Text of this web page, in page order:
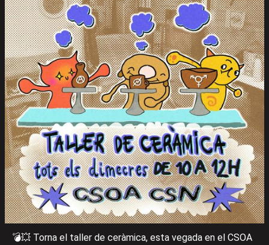
💣💥 Torna el taller de ceràmica, esta vegada en el CSOA